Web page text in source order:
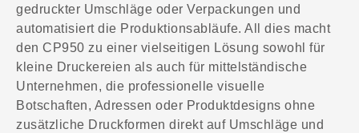
gedruckter Umschläge oder Verpackungen und
automatisiert die Produktionsabläufe. All dies macht
den CP950 zu einer vielseitigen Lösung sowohl für
kleine Druckereien als auch für mittelständische
Unternehmen, die professionelle visuelle
Botschaften, Adressen oder Produktdesigns ohne
zusätzliche Druckformen direkt auf Umschläge und